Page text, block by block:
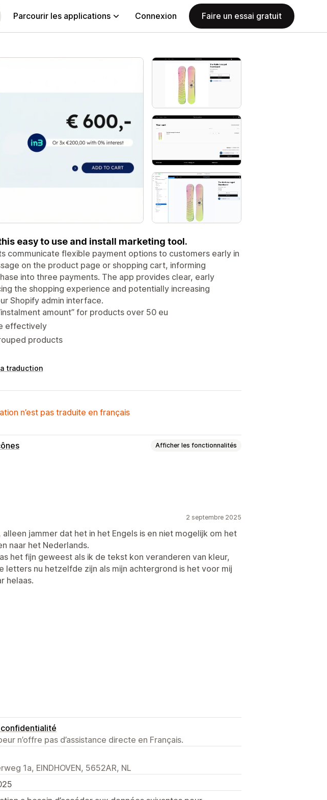
Parcourir les applications Connexion Faire un essai gratuit
easy to use and install marketing tool.
communicate flexible payment options to customers early in
on the product page or shopping cart, informing
into three payments. The app provides clear, early
the shopping experience and potentially increasing
Shopify admin interface.
amount’’ for products over 50 eu
effectively
products
traduction
n’est pas traduite en français
Afficher les fonctionnalités
2 septembre 2025
alleen jammer dat het in het Engels is en niet mogelijk om het
naar het Nederlands.
het fijn geweest als ik de tekst kon veranderen van kleur,
letters nu hetzelfde zijn als mijn achtergrond is het voor mij
helaas.
n’offre pas d’assistance directe en Français.
1a, EINDHOVEN, 5652AR, NL